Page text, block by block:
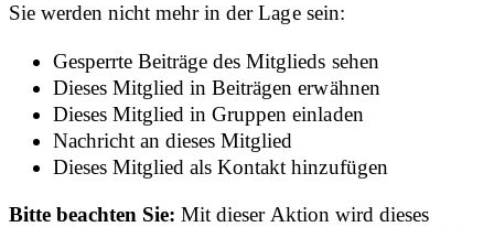
Sie werden nicht mehr in der Lage sein:
Gesperrte Beiträge des Mitglieds sehen
Dieses Mitglied in Beiträgen erwähnen
Dieses Mitglied in Gruppen einladen
Nachricht an dieses Mitglied
Dieses Mitglied als Kontakt hinzufügen
Bitte beachten Sie:Mit dieser Aktion wird dieses